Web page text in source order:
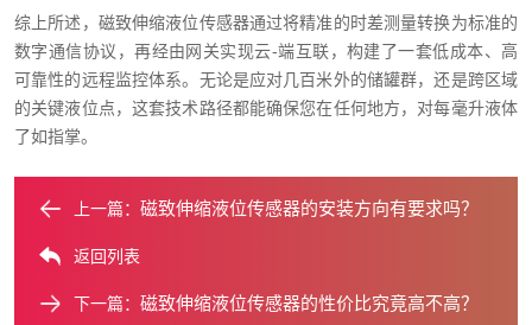
综上所述，磁致伸缩液位传感器通过将精准的时差测量转换为标准的
数字通信协议，再经由网关实现云-端互联，构建了一套低成本、高
可靠性的远程监控体系。无论是应对几百米外的储罐群，还是跨区域
的关键液位点，这套技术路径都能确保您在任何地方，对每毫升液体
了如指掌。
上一篇： 磁致伸缩液位传感器的安装方向有要求吗？
返回列表
下一篇： 磁致伸缩液位传感器的性价比究竟高不高？